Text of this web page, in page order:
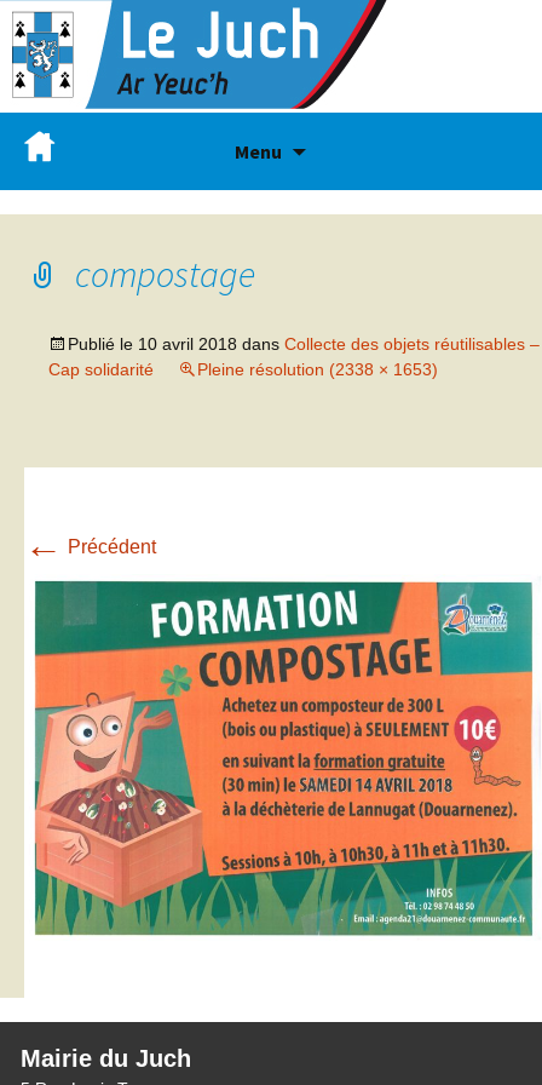
Menu
compostage
Publié le 10 avril 2018 dans Collecte des objets réutilisables –
Cap solidarité
Pleine résolution (2338 × 1653)
← Précédent
Mairie du Juch